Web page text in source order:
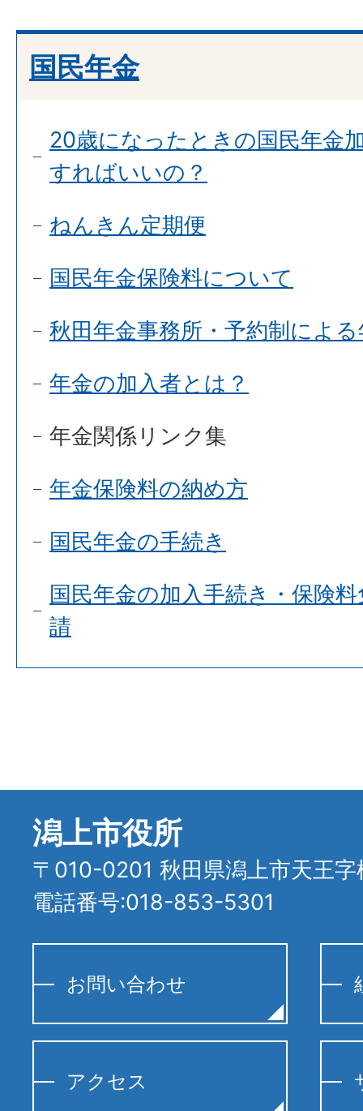
国民年金
20歳になったときの国民年金
すればいいの？
ねんきん定期便
国民年金保険料について
秋田年金事務所・予約制によ
年金の加入者とは？
年金関係リンク集
年金保険料の納め方
国民年金の手続き
国民年金の加入手続き・保険
請
潟上市役所
〒010-0201 秋田県潟上市天王
電話番号:018-853-5301
お問い合わせ
アクセス